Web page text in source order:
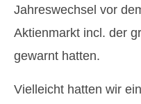
Jahreswechsel vor
Aktienmarkt incl. der
gewarnt hatten.
Vielleicht hatten wir